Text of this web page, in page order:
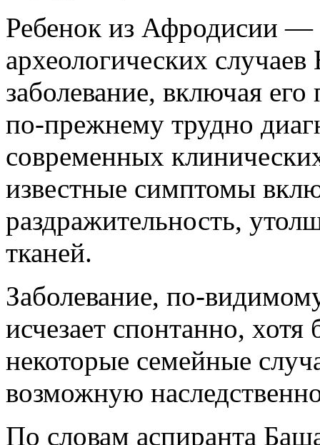
Ребенок из Афродисии —
археологических
заболевание, включая
по-прежнему трудно
современных
известные симптомы
раздражительность,
тканей.
Заболевание, по-
исчезает спонтанно,
некоторые семейные
возможную
По словам аспиранта